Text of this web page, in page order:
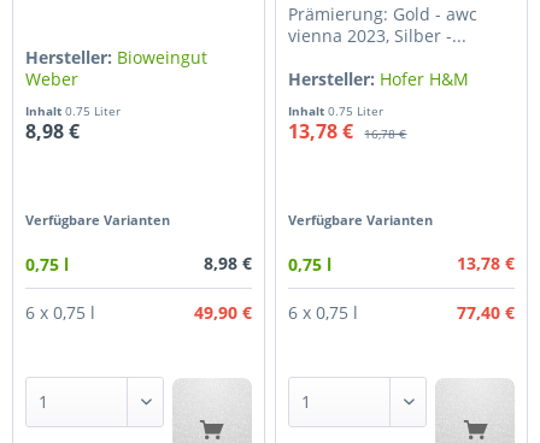
Hersteller: Bioweingut
Weber
Inhalt0.75 Liter
8,98 €
Verfügbare Varianten
0,75 l 8,98 €
6 x 0,75 l 49,90 €
Prämierung: Gold - awc
vienna 2023, Silber -...
Hersteller: Hofer H&M
Inhalt0.75 Liter
13,78 € 16,78 €
Verfügbare Varianten
0,75 l 13,78 €
6 x 0,75 l 77,40 €